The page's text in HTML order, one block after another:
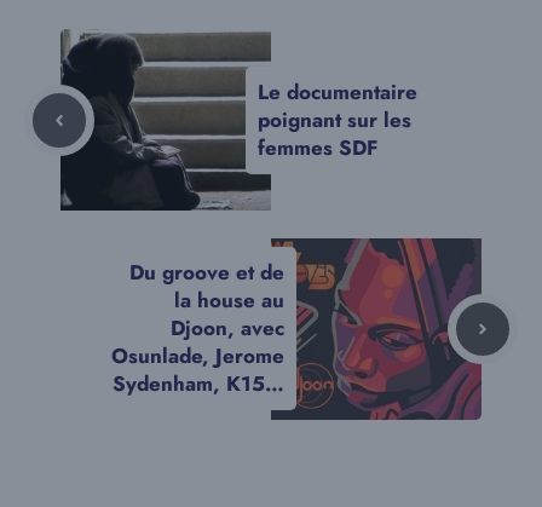
Le documentaire
poignant sur les
femmes SDF
Du groove et de
la house au
Djoon, avec
Osunlade, Jerome
Sydenham, K15…